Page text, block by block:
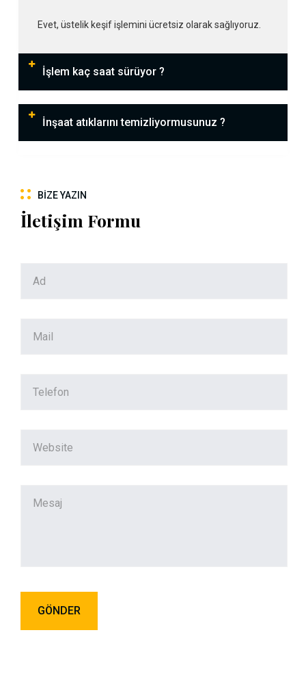
Evet, üstelik keşif işlemini ücretsiz olarak sağlıyoruz.
İşlem kaç saat sürüyor ?
İnşaat atıklarını temizliyormusunuz ?
BIZE YAZIN
İletişim Formu